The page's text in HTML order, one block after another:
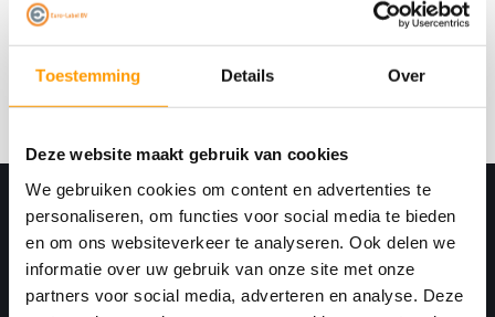
Toestemming Details Over
Deze website maakt gebruik van cookies
We gebruiken cookies om content en advertenties te
personaliseren, om functies voor social media te bieden
en om ons websiteverkeer te analyseren. Ook delen we
informatie over uw gebruik van onze site met onze
partners voor social media, adverteren en analyse. Deze
Ontvang onze nieuwste aanbiedingen en
Abonneer